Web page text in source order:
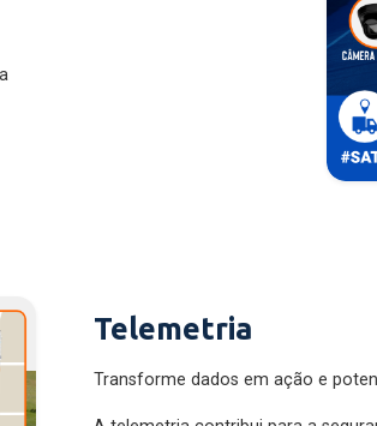
Telemetria
Transforme dados em ação e
A telemetria contribui para a